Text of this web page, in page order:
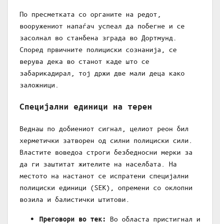
По пресметката со органите на редот,
вооружениот напаѓач успеал да побегне и се
засолнал во станбена зграда во Дортмунд.
Според првичните полициски сознанија, се
верува дека во станот каде што се
забарикадирал, тој држи две мали деца како
заложници.
Специјални единици на терен
Веднаш по добиениот сигнал, целиот реон бил
херметички затворен од силни полициски сили.
Властите воведоа строги безбедносни мерки за
да ги заштитат жителите на населбата. На
местото на настанот се испратени специјални
полициски единици (SEK), опремени со оклопни
возила и балистички штитови.
Преговори во тек: Во областа пристигнал и